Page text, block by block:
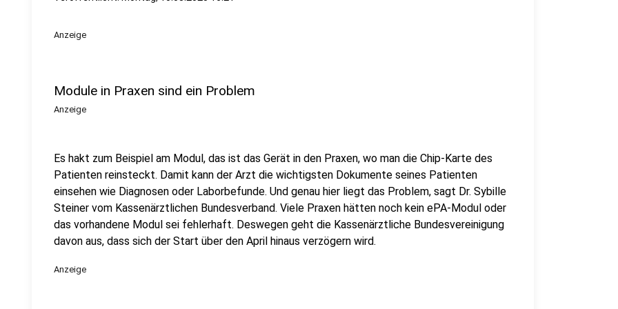
Anzeige
Module in Praxen sind ein Problem
Anzeige
Es hakt zum Beispiel am Modul, das ist das Gerät in den Praxen, wo man die Chip-Karte des
Patienten reinsteckt. Damit kann der Arzt die wichtigsten Dokumente seines Patienten
einsehen wie Diagnosen oder Laborbefunde. Und genau hier liegt das Problem, sagt Dr. Sybille
Steiner vom Kassenärztlichen Bundesverband. Viele Praxen hätten noch kein ePA-Modul oder
das vorhandene Modul sei fehlerhaft. Deswegen geht die Kassenärztliche Bundesvereinigung
davon aus, dass sich der Start über den April hinaus verzögern wird.
Anzeige